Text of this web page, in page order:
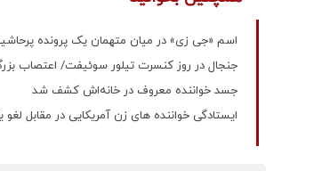
اسم «جی‌ زی» در میان متهمان یک پرونده
جنجال در روز کنسرت تیلور سوئیفت/ اعتصاب
جسد خواننده معروف در خانه‌اش کشف شد
ایستادگی خواننده های زن آمریکایی در مقابل لغو